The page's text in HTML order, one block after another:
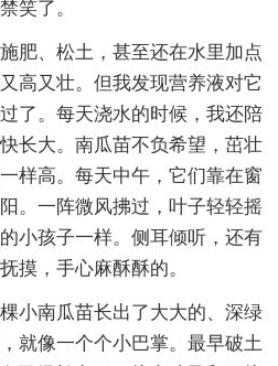
笑了。
肥、松土，甚至还在水里加点
高又壮。但我发现营养液对它
了。每天浇水的时候，我还陪
长大。南瓜苗不负希望，茁壮
样高。每天中午，它们靠在窗
。一阵微风拂过，叶子轻轻摇
小孩子一样。侧耳倾听，还有
摸，手心麻酥酥的。
小南瓜苗长出了大大的、深绿
就像一个个小巴掌。最早破土